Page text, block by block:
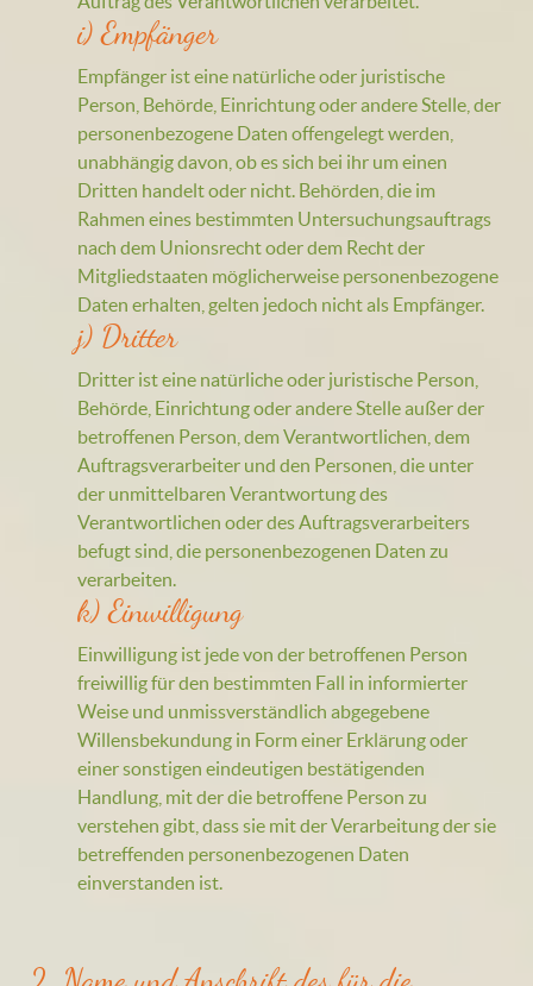
i) Empfänger
Empfänger ist eine natürliche oder juristische
Person, Behörde, Einrichtung oder andere Stelle, der
personenbezogene Daten offengelegt werden,
unabhängig davon, ob es sich bei ihr um einen
Dritten handelt oder nicht. Behörden, die im
Rahmen eines bestimmten Untersuchungsauftrags
nach dem Unionsrecht oder dem Recht der
Mitgliedstaaten möglicherweise personenbezogene
Daten erhalten, gelten jedoch nicht als Empfänger.
j) Dritter
Dritter ist eine natürliche oder juristische Person,
Behörde, Einrichtung oder andere Stelle außer der
betroffenen Person, dem Verantwortlichen, dem
Auftragsverarbeiter und den Personen, die unter
der unmittelbaren Verantwortung des
Verantwortlichen oder des Auftragsverarbeiters
befugt sind, die personenbezogenen Daten zu
verarbeiten.
k) Einwilligung
Einwilligung ist jede von der betroffenen Person
freiwillig für den bestimmten Fall in informierter
Weise und unmissverständlich abgegebene
Willensbekundung in Form einer Erklärung oder
einer sonstigen eindeutigen bestätigenden
Handlung, mit der die betroffene Person zu
verstehen gibt, dass sie mit der Verarbeitung der sie
betreffenden personenbezogenen Daten
einverstanden ist.